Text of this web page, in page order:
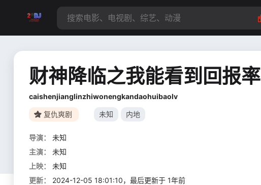
财神降临之我能看到回报率
caishenjianglinzhiwonengkandaohuibaolv
复仇爽剧 未知 内地
导演：
未知
主演：
未知
上映：
未知
更新：
2024-12-05 18:01:10，最后更新于 1年前